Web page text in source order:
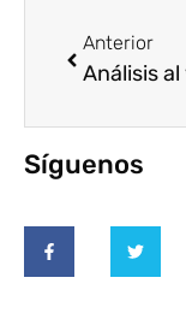
Anterior
Síguenos